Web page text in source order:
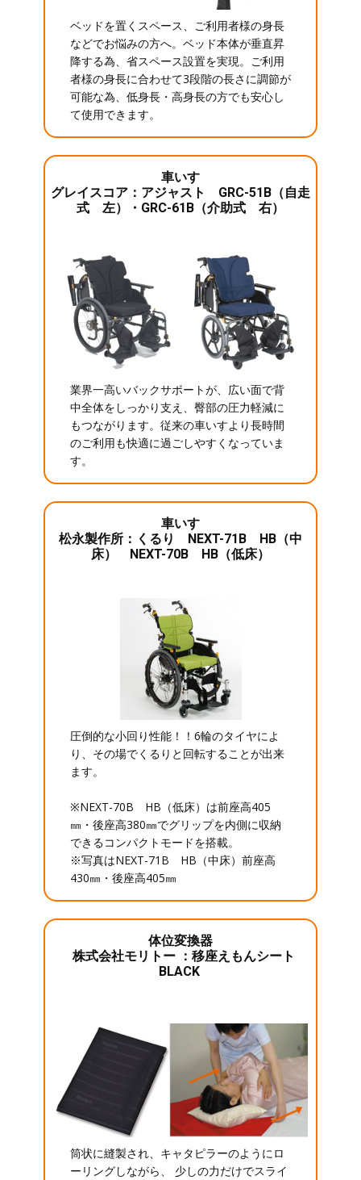
ベッドを置くスペース、ご利用者様の身長
などでお悩みの方へ。ベッド本体が垂直昇
降する為、省スペース設置を実現。ご利用
者様の身長に合わせて3段階の長さに調節が
可能な為、低身長・高身長の方でも安心し
て使用できます。
車いす
グレイスコア：アジャスト GRC-51B（自走
式 左）・GRC-61B（介助式 右）
業界一高いバックサポートが、広い面で背
中全体をしっかり支え、臀部の圧力軽減に
もつながります。従来の車いすより長時間
のご利用も快適に過ごしやすくなっていま
す。
車いす
松永製作所：くるり NEXT-71B HB（中
床） NEXT-70B HB（低床）
圧倒的な小回り性能！！6輪のタイヤによ
り、その場でくるりと回転することが出来
ます。
※NEXT-70B HB（低床）は前座高405
㎜・後座高380㎜でグリップを内側に収納
できるコンパクトモードを搭載。
※写真はNEXT-71B HB（中床）前座高
430㎜・後座高405㎜
体位変換器
株式会社モリトー ：移座えもんシート
BLACK
筒状に縫製され、キャタピラーのようにロ
ーリングしながら、 少しの力だけでスライ